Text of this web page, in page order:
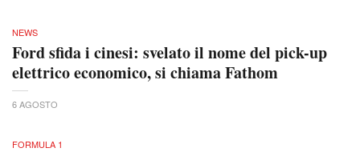
NEWS
Ford sfida i cinesi: svelato il nome del pick-up
elettrico economico, si chiama Fathom
6 AGOSTO
FORMULA 1